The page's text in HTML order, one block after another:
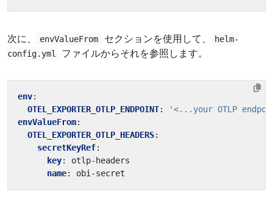
次に、 envValueFrom セクションを使用して、
helm-
config.yml
ファイルからそれを参照します。
env:
OTEL_EXPORTER_OTLP_ENDPOINT:
'<...your OTLP
envValueFrom:
OTEL_EXPORTER_OTLP_HEADERS:
secretKeyRef:
key:
otlp-headers
name: obi-secret